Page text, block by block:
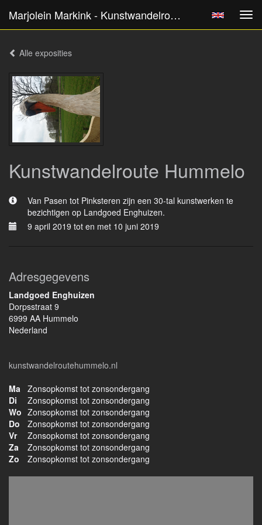
Marjolein Markink - Kunstwandelroute Hummelo
Alle exposities
Kunstwandelroute Hummelo
Van Pasen tot Pinksteren zijn een 30-tal kunstwerken te
bezichtigen op Landgoed Enghuizen.
9 april 2019 tot en met 10 juni 2019
Adresgegevens
Landgoed Enghuizen
Dorpsstraat 9
6999 AA Hummelo
Nederland
kunstwandelroutehummelo.nl
Ma Zonsopkomst tot zonsondergang
Di
Zonsopkomst tot zonsondergang
Wo Zonsopkomst tot zonsondergang
Do
Zonsopkomst tot zonsondergang
Vr
Zonsopkomst tot zonsondergang
Za
Zonsopkomst tot zonsondergang
Zo
Zonsopkomst tot zonsondergang